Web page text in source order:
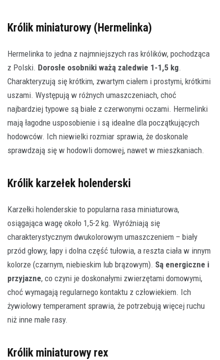
Królik miniaturowy (Hermelinka)
Hermelinka to jedna z najmniejszych ras królików, pochodząca
z Polski. Dorosłe osobniki ważą zaledwie 1-1,5 kg.
Charakteryzują się krótkim, zwartym ciałem i prostymi, krótkimi
uszami. Występują w różnych umaszczeniach, choć
najbardziej typowe są białe z czerwonymi oczami. Hermelinki
mają łagodne usposobienie i są idealne dla początkujących
hodowców. Ich niewielki rozmiar sprawia, że doskonale
sprawdzają się w hodowli domowej, nawet w mieszkaniach.
Królik karzełek holenderski
Karzełki holenderskie to popularna rasa miniaturowa,
osiągająca wagę około 1,5-2 kg. Wyróżniają się
charakterystycznym dwukolorowym umaszczeniem – biały
przód głowy, łapy i dolna część tułowia, a reszta ciała w innym
kolorze (czarnym, niebieskim lub brązowym). Są energiczne i
przyjazne, co czyni je doskonałymi zwierzętami domowymi,
choć wymagają regularnego kontaktu z człowiekiem. Ich
żywiołowy temperament sprawia, że potrzebują więcej ruchu
niż inne małe rasy.
Królik miniaturowy rex